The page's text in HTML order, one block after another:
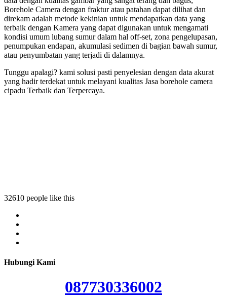
Borehole Camera dengan fraktur atau patahan dapat dilihat dan
direkam adalah metode kekinian untuk mendapatkan data yang
terbaik dengan Kamera yang dapat digunakan untuk mengamati
kondisi umum lubang sumur dalam hal off-set, zona pengelupasan,
penumpukan endapan, akumulasi sedimen di bagian bawah sumur,
atau penyumbatan yang terjadi di dalamnya.
Tunggu apalagi? kami solusi pasti penyelesian dengan data akurat
yang hadir terdekat untuk melayani kualitas Jasa borehole camera
cipadu Terbaik dan Terpercaya.
32610 people like this
Hubungi Kami
087730336002